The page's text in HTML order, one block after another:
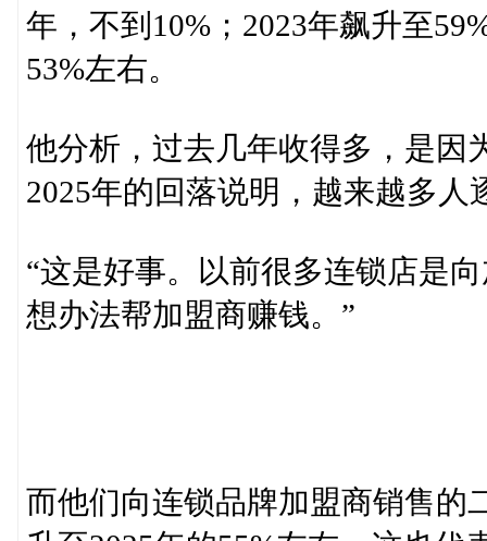
年，不到10%；2023年飙升至
53%左右。
他分析，过去几年收得多，是因
2025年的回落说明，越来越多人
“这是好事。以前很多连锁店是
想办法帮加盟商赚钱。”
而他们向连锁品牌加盟商销售的